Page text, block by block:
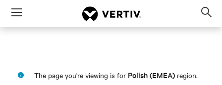
Menu
The page you're viewing is for Polish (EMEA) region.